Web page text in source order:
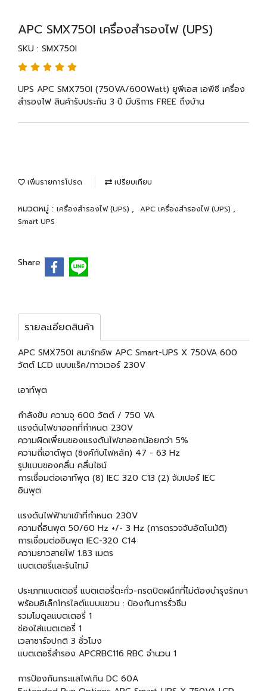
APC SMX750I เครื่องสำรองไฟ (UPS)
SKU : SMX750I
UPS APC SMX750I (750VA/600Watt) ยูพีเอส เอพีซี เครื่อง
สำรองไฟ สินค้ารับประกัน 3 ปี มีบริการ FREE ถึงบ้าน
เพิ่มรายการโปรด เปรียบเทียบ
หมวดหมู่ : เครื่องสำรองไฟ (UPS) , APC เครื่องสำรองไฟ (UPS) ,
Smart UPS
Share
รายละเอียดสินค้า
APC SMX750I สมาร์ทอัพ APC Smart-UPS X 750VA 600
วัตต์ LCD แบบแร็ค/ทาวเวอร์ 230V
เอาท์พุต
กำลังขับ ความจุ 600 วัตต์ / 750 VA
แรงดันไฟขาออกที่กำหนด 230V
ความผิดเพี้ยนของแรงดันไฟขาออกน้อยกว่า 5%
ความถี่เอาต์พุต (ซิงค์กับไฟหลัก) 47 - 63 Hz
รูปแบบของคลื่น คลื่นไซน์
การเชื่อมต่อเอาท์พุต (8) IEC 320 C13 (2) จัมเปอร์ IEC
อินพุต
แรงดันไฟฟ้าขาเข้าที่กำหนด 230V
ความถี่อินพุต 50/60 Hz +/- 3 Hz (การตรวจจับอัตโนมัติ)
การเชื่อมต่ออินพุต IEC-320 C14
ความยาวสายไฟ 1.83 เมตร
แบตเตอรี่และรันไทม์
ประเภทแบตเตอรี่ แบตเตอรี่ตะกั่ว-กรดปิดผนึกที่ไม่ต้องบำรุงรักษา
พร้อมอิเล็กโทรไลต์แบบแขวน : ป้องกันการรั่วซึม
รวมโมดูลแบตเตอรี่ 1
ช่องใส่แบตเตอรี่ 1
เวลาชาร์จปกติ 3 ชั่วโมง
แบตเตอรี่สำรอง APCRBC116 RBC จำนวน 1
การป้องกันกระแสไฟเกิน DC 60A